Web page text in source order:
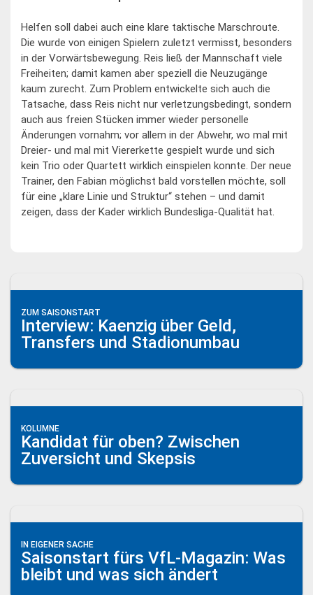
Helfen soll dabei auch eine klare taktische Marschroute.
Die wurde von einigen Spielern zuletzt vermisst, besonders
in der Vorwärtsbewegung. Reis ließ der Mannschaft viele
Freiheiten; damit kamen aber speziell die Neuzugänge
kaum zurecht. Zum Problem entwickelte sich auch die
Tatsache, dass Reis nicht nur verletzungsbedingt, sondern
auch aus freien Stücken immer wieder personelle
Änderungen vornahm; vor allem in der Abwehr, wo mal mit
Dreier- und mal mit Viererkette gespielt wurde und sich
kein Trio oder Quartett wirklich einspielen konnte. Der neue
Trainer, den Fabian möglichst bald vorstellen möchte, soll
für eine „klare Linie und Struktur“ stehen – und damit
zeigen, dass der Kader wirklich Bundesliga-Qualität hat.
ZUM SAISONSTART
Interview: Kaenzig über Geld,
Transfers und Stadionumbau
KOLUMNE
Kandidat für oben? Zwischen
Zuversicht und Skepsis
IN EIGENER SACHE
Saisonstart fürs VfL-Magazin: Was
bleibt und was sich ändert